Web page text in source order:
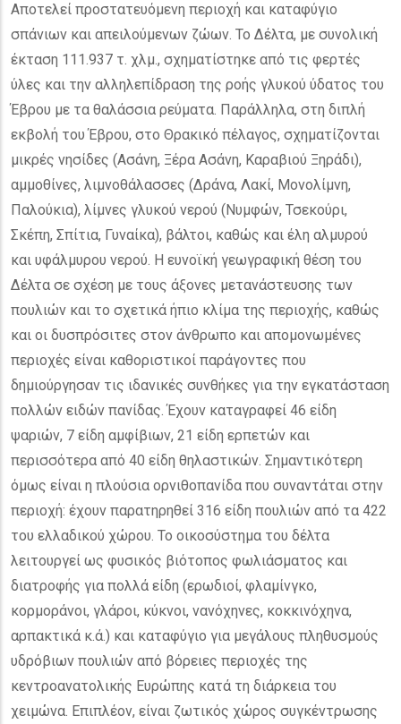
Αποτελεί προστατευόμενη περιοχή και καταφύγιο
σπάνιων και απειλούμενων ζώων. Το Δέλτα, με συνολική
έκταση 111.937 τ. χλμ., σχηματίστηκε από τις φερτές
ύλες και την αλληλεπίδραση της ροής γλυκού ύδατος του
Έβρου με τα θαλάσσια ρεύματα. Παράλληλα, στη διπλή
εκβολή του Έβρου, στο Θρακικό πέλαγος, σχηματίζονται
μικρές νησίδες (Ασάνη, Ξέρα Ασάνη, Καραβιού Ξηράδι),
αμμοθίνες, λιμνοθάλασσες (Δράνα, Λακί, Μονολίμνη,
Παλούκια), λίμνες γλυκού νερού (Νυμφών, Τσεκούρι,
Σκέπη, Σπίτια, Γυναίκα), βάλτοι, καθώς και έλη αλμυρού
και υφάλμυρου νερού. Η ευνοϊκή γεωγραφική θέση του
Δέλτα σε σχέση με τους άξονες μετανάστευσης των
πουλιών και το σχετικά ήπιο κλίμα της περιοχής, καθώς
και οι δυσπρόσιτες στον άνθρωπο και απομονωμένες
περιοχές είναι καθοριστικοί παράγοντες που
δημιούργησαν τις ιδανικές συνθήκες για την εγκατάσταση
πολλών ειδών πανίδας. Έχουν καταγραφεί 46 είδη
ψαριών, 7 είδη αμφίβιων, 21 είδη ερπετών και
περισσότερα από 40 είδη θηλαστικών. Σημαντικότερη
όμως είναι η πλούσια ορνιθοπανίδα που συναντάται στην
περιοχή: έχουν παρατηρηθεί 316 είδη πουλιών από τα 422
του ελλαδικού χώρου. Το οικοσύστημα του δέλτα
λειτουργεί ως φυσικός βιότοπος φωλιάσματος και
διατροφής για πολλά είδη (ερωδιοί, φλαμίνγκο,
κορμοράνοι, γλάροι, κύκνοι, νανόχηνες, κοκκινόχηνα,
αρπακτικά κ.ά.) και καταφύγιο για μεγάλους πληθυσμούς
υδρόβιων πουλιών από βόρειες περιοχές της
κεντροανατολικής Ευρώπης κατά τη διάρκεια του
χειμώνα. Επιπλέον, είναι ζωτικός χώρος συγκέντρωσης